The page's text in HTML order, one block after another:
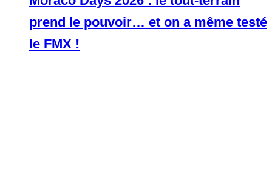
prend le pouvoir… et on a même testé
le FMX !